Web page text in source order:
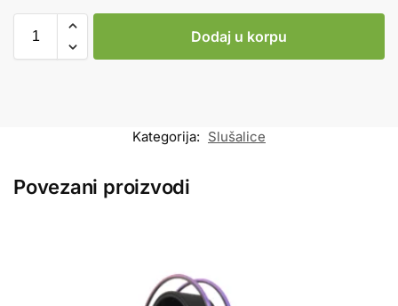
Dodaj u korpu
Kategorija: Slušalice
Povezani proizvodi